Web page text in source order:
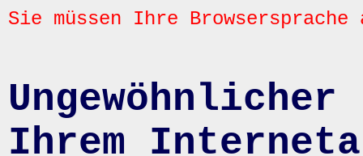
Sie müssen Ihre
Ihrem